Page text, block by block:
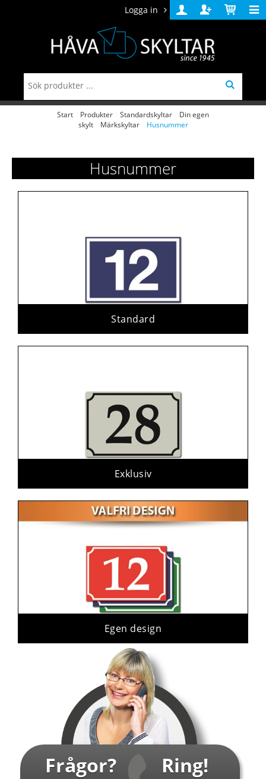
Logga in
Logga
in
Skapa
konto
Varukorg
Start Produkter Standardskyltar
Din egen
skylt
Märkskyltar Husnummer
Husnummer
Standard
Exklusiv
Egen design
Frågor? Ring!